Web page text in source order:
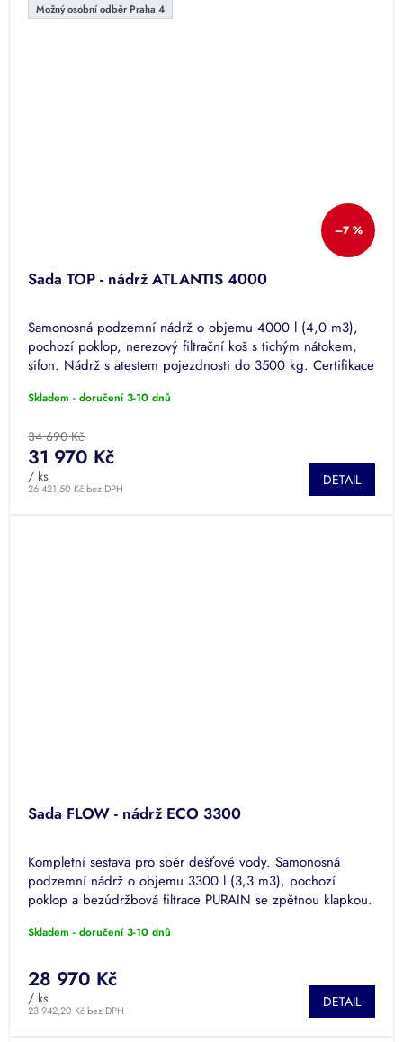
Možný osobní odběr Praha 4
–7 %
Sada TOP - nádrž ATLANTIS 4000
Samonosná podzemní nádrž o objemu 4000 l (4,0 m3),
pochozí poklop, nerezový filtrační koš s tichým nátokem,
sifon. Nádrž s atestem pojezdnosti do 3500 kg. Certifikace
Skladem - doručení 3-10 dnů
34 690 Kč
26 421,50 Kč bez DPH
31 970 Kč
/ ks DETAIL
Sada FLOW - nádrž ECO 3300
Kompletní sestava pro sběr dešťové vody. Samonosná
podzemní nádrž o objemu 3300 l (3,3 m3), pochozí
poklop a bezúdržbová filtrace PURAIN se zpětnou klapkou.
Skladem - doručení 3-10 dnů
23 942,20 Kč bez DPH
28 970 Kč
/ ks DETAIL